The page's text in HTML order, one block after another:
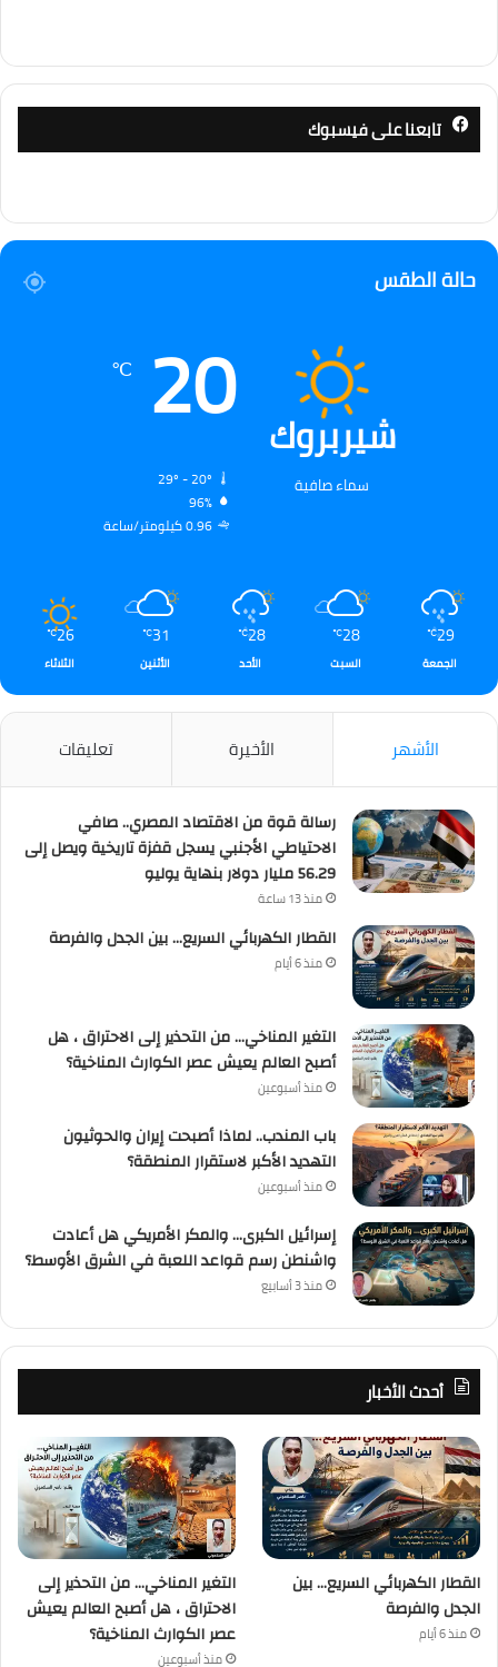
تابعنا على فيسبوك
حالة الطقس
شيربروك
سماء صافية
20
℃
96%
0.96 كيلومتر/ساعة
29
℃
الجمعة
28
℃
السبت
28
℃
الأحد
31
℃
الأثنين
26
℃
الثلاثاء
الأشهر الأخيرة تعليقات
رسالة قوة من الاقتصاد المصري.. صافي
الاحتياطي الأجنبي يسجل قفزة تاريخية ويصل إلى
56.29 مليار دولار بنهاية يوليو
منذ 13 ساعة
القطار الكهربائي السريع… بين الجدل والفرصة
منذ 6 أيام
التغير المناخي… من التحذير إلى الاحتراق ، هل
أصبح العالم يعيش عصر الكوارث المناخية؟
منذ أسبوعين
باب المندب.. لماذا أصبحت إيران والحوثيون
التهديد الأكبر لاستقرار المنطقة؟
منذ أسبوعين
إسرائيل الكبرى… والمكر الأمريكي هل أعادت
واشنطن رسم قواعد اللعبة في الشرق الأوسط؟
منذ 3 أسابيع
أحدث الأخبار
القطار الكهربائي السريع… بين
الجدل والفرصة
منذ 6 أيام
التغير المناخي… من التحذير إلى
الاحتراق ، هل أصبح العالم يعيش
عصر الكوارث المناخية؟
منذ أسبوعين